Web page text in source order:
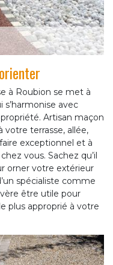
à Roubion se met à
avec
Artisan maçon
votre terrasse, allée,
exceptionnel et à
vous. Sachez qu’il
orner votre extérieur
spécialiste comme
être utile pour
plus approprié à votre